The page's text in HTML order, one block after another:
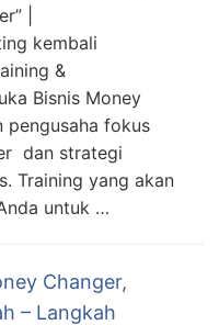
|
kembali
&
Bisnis Money
pengusaha fokus
dan strategi
Training yang akan
untuk …
Changer,
– Langkah